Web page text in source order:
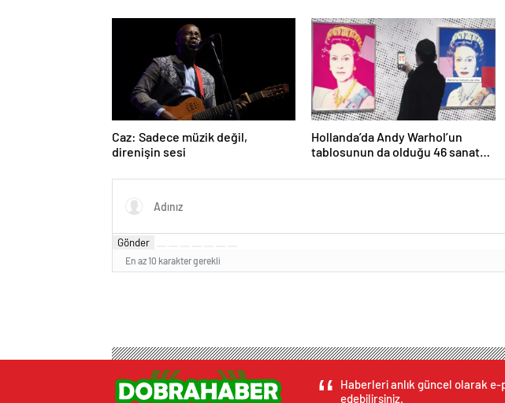
Caz: Sadece müzik değil,
direnişin sesi
Hollanda’da Andy Warhol’un
tablosunun da olduğu 46 sanat
Gönder
En az 10 karakter gerekli
Haberleri anlık güncel olarak
edebilirsiniz.